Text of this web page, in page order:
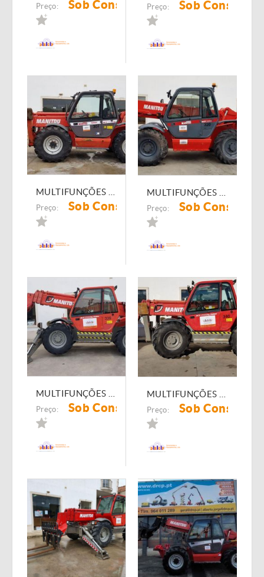
Preço: Sob Consulta Preço: Sob Consulta
Preço: Sob Consulta Preço: Sob Consulta
Preço: Sob Consulta Preço: Sob Consulta